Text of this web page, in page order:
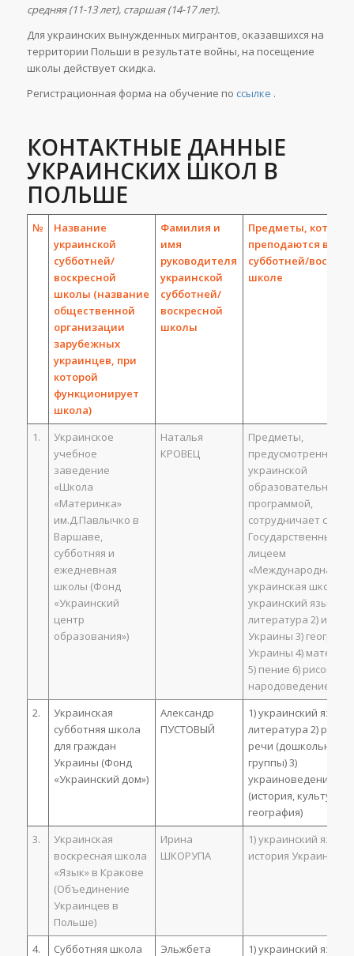
средняя (11-13 лет), старшая (14-17 лет).
Для украинских вынужденных мигрантов, оказавшихся на
территории Польши в результате войны, на посещение
школы действует скидка.
Регистрационная форма на обучение по ссылке .
КОНТАКТНЫЕ ДАННЫЕ
УКРАИНСКИХ ШКОЛ В
ПОЛЬШЕ
№
Название
украинской
субботней/
воскресной
школы (название
общественной
организации
зарубежных
украинцев, при
которой
функционирует
школа)
Фамилия и
имя
руководителя
украинской
субботней/
воскресной
школы
Предметы,
преподаются в
субботней/
школе
1.
Украинское
учебное
заведение
«Школа
«Материнка»
им.Д.Павлычко в
Варшаве,
субботняя и
ежедневная
школы (Фонд
«Украинский
центр
образования»)
Наталья
КРОВЕЦ
Предметы,
предусмотренные
украинской
образовательной
программой,
сотрудничает с
Государственным
лицеем
«Международная
украинская школа»
украинский язык,
литература 2)
Украины 3)
Украины 4)
5) пение 6)
народоведение
2.
Украинская
субботняя школа
для граждан
Украины (Фонд
«Украинский дом»)
Александр
ПУСТОВЫЙ
1) украинский язык и
литература 2)
речи (дошкольные
группы) 3)
украиноведение
(история, культура и
география)
3.
Украинская
воскресная школа
«Язык» в Кракове
(Объединение
Украинцев в
Польше)
Ирина
ШКОРУПА
1) украинский язык
история Украины
4.
Субботняя школа
Эльжбета
1) украинский язык